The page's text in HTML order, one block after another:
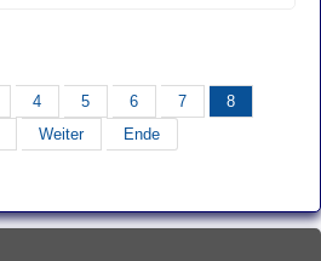
4 5 6 7
8
Weiter Ende